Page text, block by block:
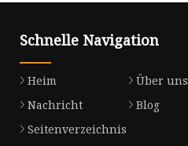
Schnelle Navigation
Heim Über uns
Nachricht
Blog
Seitenverzeichnis